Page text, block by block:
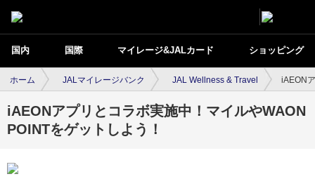
国内 国際 マイレージ&JALカード ショッピング
ホーム JALマイレージバンク JAL Wellness & Travel iAEON
iAEONアプリとコラボ実施中！マイルやWAON
POINTをゲットしよう！